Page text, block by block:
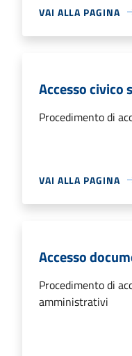
VAI ALLA PAGINA
Accesso civico
Procedimento di
VAI ALLA PAGINA
Accesso
Procedimento di
amministrativi